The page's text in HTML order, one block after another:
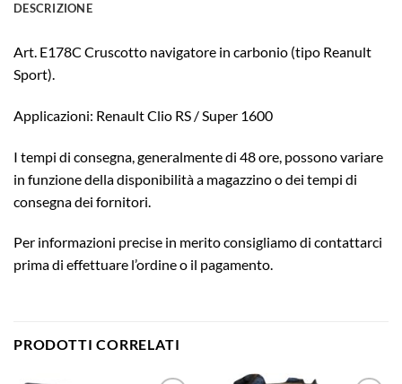
DESCRIZIONE
Art. E178C Cruscotto navigatore in carbonio (tipo Reanult
Sport).
Applicazioni: Renault Clio RS / Super 1600
I tempi di consegna, generalmente di 48 ore, possono variare
in funzione della disponibilità a magazzino o dei tempi di
consegna dei fornitori.
Per informazioni precise in merito consigliamo di contattarci
prima di effettuare l’ordine o il pagamento.
PRODOTTI CORRELATI